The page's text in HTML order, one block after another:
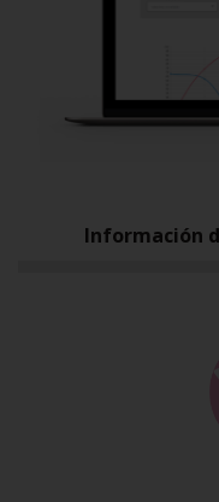
Información